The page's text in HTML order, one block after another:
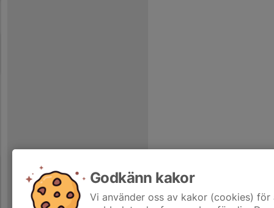
Godkänn kakor
Vi använder oss av kakor (cookies)